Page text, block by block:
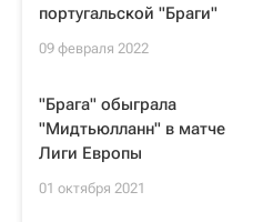
португальской "Браги"
09 февраля 2022
"Брага" обыграла
"Мидтьюлланн" в матче
Лиги Европы
01 октября 2021